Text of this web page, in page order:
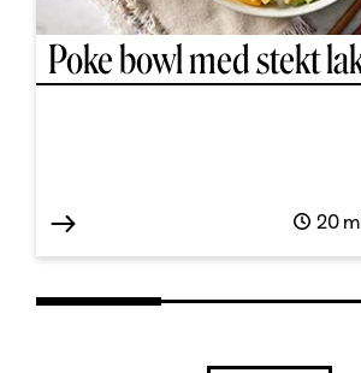
Poke bowl med stekt
20